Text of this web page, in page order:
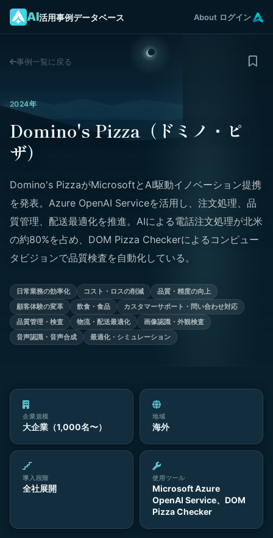
AI活用事例データベース About ログイン
事例一覧に戻る
2024年
Domino's Pizza（ドミノ・ピ
ザ）
Domino's PizzaがMicrosoftとAI駆動イノベーション提携
を発表。Azure OpenAI Serviceを活用し、注文処理、品
質管理、配送最適化を推進。AIによる電話注文処理が北米
の約80%を占め、DOM Pizza Checkerによるコンピュー
タビジョンで品質検査を自動化している。
日常業務の効率化 コスト・ロスの削減
品質・精度の向上
顧客体験の変革
飲食・食品
カスタマーサポート・問い合わせ対応
品質管理・検査
物流・配送最適化
画像認識・外観検査
音声認識・音声合成
最適化・シミュレーション
企業規模
大企業（1,000名〜）
地域
海外
導入段階
全社展開
使用ツール
Microsoft Azure
OpenAI Service、DOM
Pizza Checker